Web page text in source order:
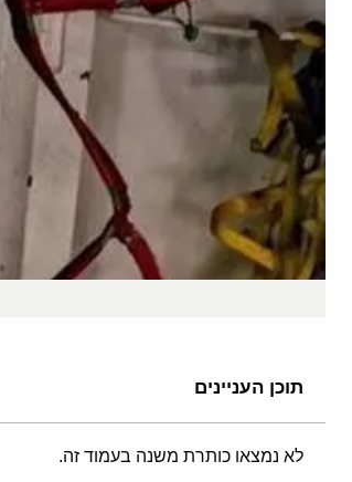
תוכן העניינים
לא נמצאו כותרת משנה בעמוד זה.